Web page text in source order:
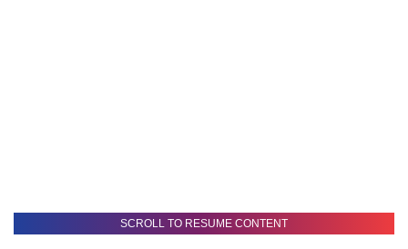
SCROLL TO RESUME CONTENT